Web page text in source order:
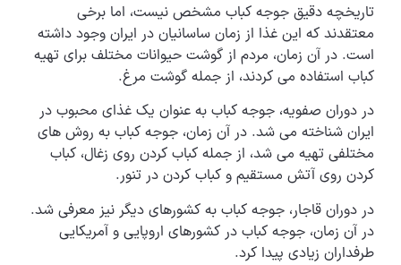
تاریخچه دقیق جوجه کباب مشخص نیست، اما برخی
معتقدند که این غذا از زمان ساسانیان در ایران وجود داشته
است. در آن زمان، مردم از گوشت حیوانات مختلف برای تهیه
کباب استفاده می کردند، از جمله گوشت مرغ.
در دوران صفویه، جوجه کباب به عنوان یک غذای محبوب در
ایران شناخته می شد. در آن زمان، جوجه کباب به روش های
مختلفی تهیه می شد، از جمله کباب کردن روی زغال، کباب
کردن روی آتش مستقیم و کباب کردن در تنور.
در دوران قاجار، جوجه کباب به کشورهای دیگر نیز معرفی شد.
در آن زمان، جوجه کباب در کشورهای اروپایی و آمریکایی
طرفداران زیادی پیدا کرد.